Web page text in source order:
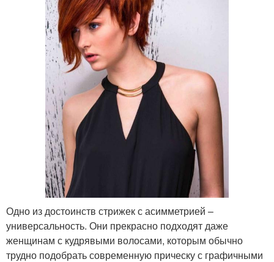
Одно из достоинств стрижек с асимметрией –
универсальность. Они прекрасно подходят даже
женщинам с кудрявыми волосами, которым обычно
трудно подобрать современную прическу с графичными